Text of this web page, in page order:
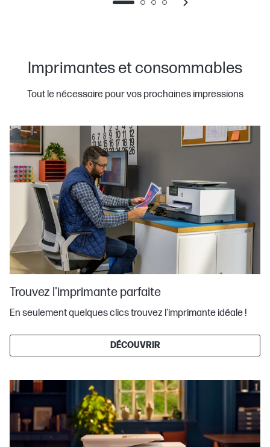
Imprimantes et consommables
Tout le nécessaire pour vos prochaines impressions
Trouvez l'imprimante parfaite
En seulement quelques clics trouvez l'imprimante idéale !
DÉCOUVRIR